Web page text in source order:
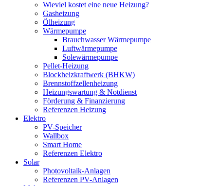
Wieviel kostet eine neue Heizung?
Gasheizung
Ölheizung
Wärmepumpe
Brauchwasser Wärmepumpe
Luftwärmepumpe
Solewärmepumpe
Pellet-Heizung
Blockheizkraftwerk (BHKW)
Brennstoffzellenheizung
Heizungswartung & Notdienst
Förderung & Finanzierung
Referenzen Heizung
Elektro
PV-Speicher
Wallbox
Smart Home
Referenzen Elektro
Solar
Photovoltaik-Anlagen
Referenzen PV-Anlagen